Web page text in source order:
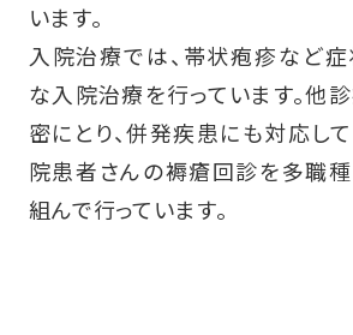
います。
入院治療では、帯状疱疹など
な入院治療を行っています。他
密にとり、併発疾患にも対応して
院患者さんの褥瘡回診を多職
組んで行っています。